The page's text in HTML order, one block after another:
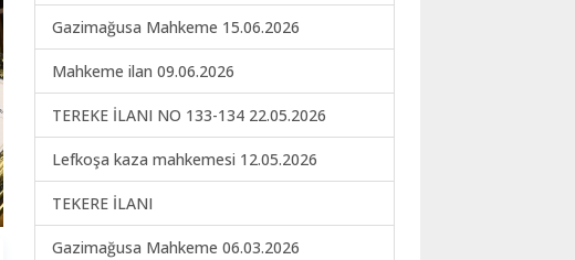
Gazimağusa Mahkeme 15.06.2026
Mahkeme ilan 09.06.2026
TEREKE İLANI NO 133-134 22.05.2026
Lefkoşa kaza mahkemesi 12.05.2026
TEKERE İLANI
Gazimağusa Mahkeme 06.03.2026